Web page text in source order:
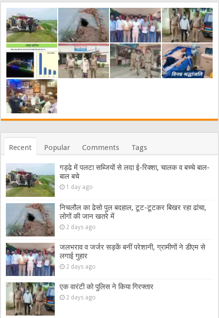
Recent Popular Comments Tags
गड्ढे में पलटा सब्जियों से लदा ई-रिक्शा, चालक व बच्चे बाल-
बाल बचे
1 day ago
निचलौल का ढेसो पुल बदहाल, टूट-टूटकर बिखर रहा ढांचा,
लोगों की जान खतरे में
2 days ago
जलभराव व जर्जर सड़कें बनीं परेशानी, ग्रामीणों ने डीएम से
लगाई गुहार
2 days ago
एक वारंटी को पुलिस ने किया गिरफ्तार
2 days ago